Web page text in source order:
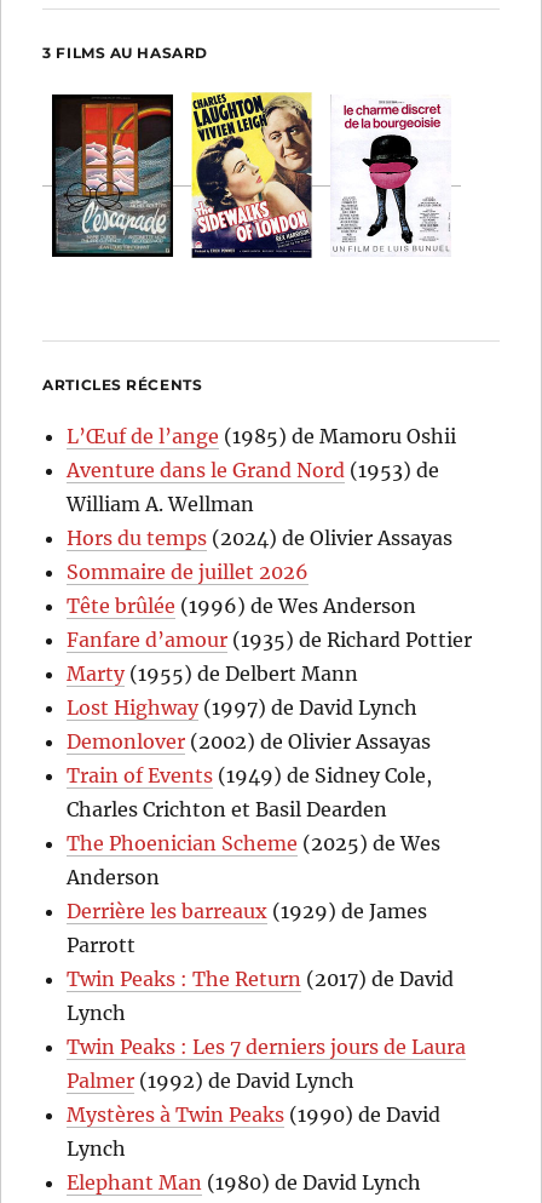
3 FILMS AU HASARD
ARTICLES RÉCENTS
L’Œuf de l’ange (1985) de Mamoru Oshii
Aventure dans le Grand Nord (1953) de
William A. Wellman
Hors du temps (2024) de Olivier Assayas
Sommaire de juillet 2026
Tête brûlée (1996) de Wes Anderson
Fanfare d’amour (1935) de Richard Pottier
Marty(1955) de Delbert Mann
Lost Highway(1997) de David Lynch
Demonlover (2002) de Olivier Assayas
Train of Events (1949) de Sidney Cole,
Charles Crichton et Basil Dearden
The Phoenician Scheme (2025) de Wes
Anderson
Derrière les barreaux (1929) de James
Parrott
Twin Peaks : The Return (2017) de David
Lynch
Twin Peaks : Les 7 derniers jours de Laura
Palmer (1992) de David Lynch
Mystères à Twin Peaks (1990) de David
Lynch
Elephant Man (1980) de David Lynch